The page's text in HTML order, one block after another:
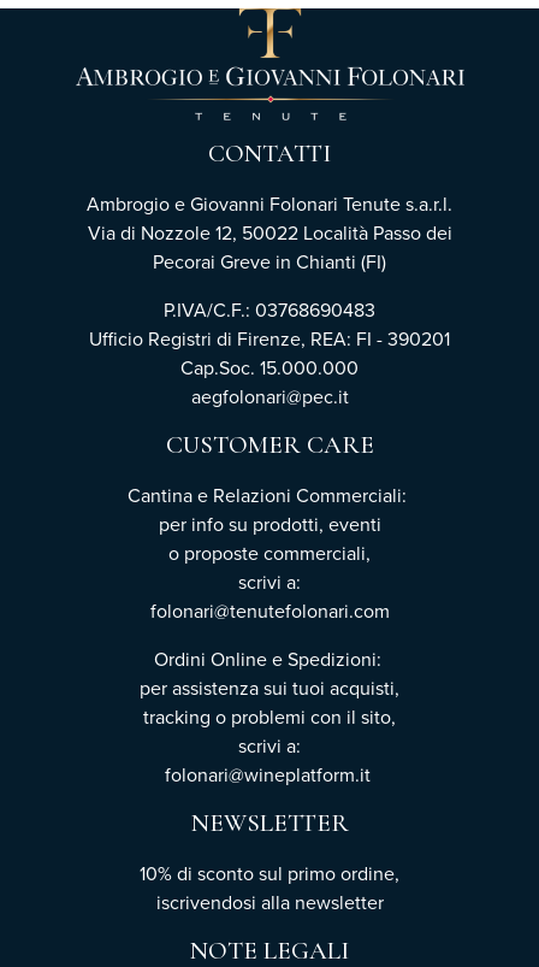
CONTATTI
Ambrogio e Giovanni Folonari Tenute s.a.r.l.
Via di Nozzole 12, 50022 Località Passo dei
Pecorai Greve in Chianti (FI)
P.IVA/C.F.: 03768690483
Ufficio Registri di Firenze, REA: FI - 390201
Cap.Soc. 15.000.000
aegfolonari@pec.it
CUSTOMER CARE
Cantina e Relazioni Commerciali:
per info su prodotti, eventi
o proposte commerciali,
scrivi a:
folonari@tenutefolonari.com
Ordini Online e Spedizioni:
per assistenza sui tuoi acquisti,
tracking o problemi con il sito,
scrivi a:
folonari@wineplatform.it
NEWSLETTER
10% di sconto sul primo ordine,
iscrivendosi alla newsletter
NOTE LEGALI